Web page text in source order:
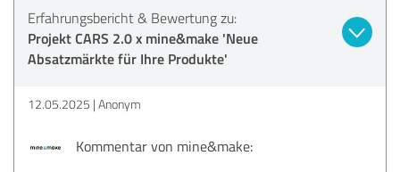
Erfahrungsbericht & Bewertung zu:
Projekt CARS 2.0 x mine&make 'Neue
Absatzmärkte für Ihre Produkte'
12.05.2025 Anonym
Kommentar von mine&make: